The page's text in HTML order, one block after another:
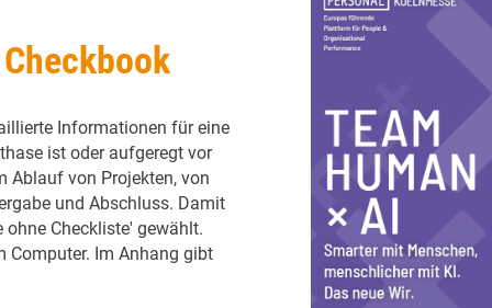
Informationen für eine
ist oder aufgeregt vor
Ablauf von Projekten, von
und Abschluss. Damit
Checkliste' gewählt.
Computer. Im Anhang gibt